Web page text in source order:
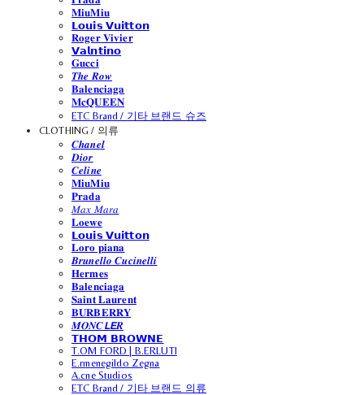
𝐌𝐢𝐮𝐌𝐢𝐮
𝗟𝗼𝘂𝗶𝘀 𝗩𝘂𝗶𝘁𝘁𝗼𝗻
𝐑𝐨𝐠𝐞𝐫 𝐕𝐢𝐯𝐢𝐞𝐫
𝗩𝗮𝗹𝗻𝘁𝗶𝗻𝗼
𝐆𝐮𝐜𝐜𝐢
𝑻𝒉𝒆 𝑹𝒐𝒘
𝐁𝐚𝐥𝐞𝐧𝐜𝐢𝐚𝐠𝐚
𝐌𝐜𝐐𝐔𝐄𝐄𝐍
ETC Brand / 기타 브랜드 슈즈
CLOTHING / 의류
𝑪𝒉𝒂𝒏𝒆𝒍
𝑫𝒊𝒐𝒓
𝑪𝒆𝒍𝒊𝒏𝒆
𝐌𝐢𝐮𝐌𝐢𝐮
𝐏𝐫𝐚𝐝𝐚
𝑀𝑎𝑥 𝑀𝑎𝑟𝑎
𝐋𝐨𝐞𝐰𝐞
𝗟𝗼𝘂𝗶𝘀 𝗩𝘂𝗶𝘁𝘁𝗼𝗻
𝐋𝐨𝐫𝐨 𝐩𝐢𝐚𝐧𝐚
𝑩𝒓𝒖𝒏𝒆𝒍𝒍𝒐 𝑪𝒖𝒄𝒊𝒏𝒆𝒍𝒍𝒊
𝐇𝐞𝐫𝐦𝐞𝐬
𝐁𝐚𝐥𝐞𝐧𝐜𝐢𝐚𝐠𝐚
𝐒𝐚𝐢𝐧𝐭 𝐋𝐚𝐮𝐫𝐞𝐧𝐭
𝐁𝐔𝐑𝐁𝐄𝐑𝐑𝐘
𝑴𝑶𝑵𝑪𝙇𝙀𝑹
𝗧𝗛𝗢𝗠 𝗕𝗥𝗢𝗪𝗡𝗘
T.OM FORD | B.ERLUTI
E.rmenegildo Zegna
A.cne Studios
ETC Brand / 기타 브랜드 의류